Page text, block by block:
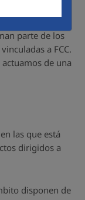
laborales, el
parte de los
a FCC.
de una
las que está
dirigidos a
disponen de